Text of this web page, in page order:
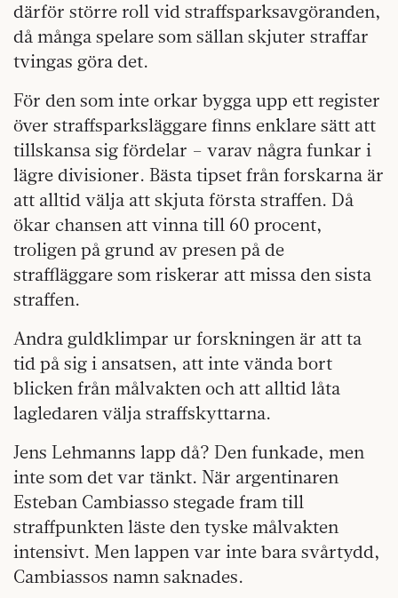
därför större roll vid straffsparksavgöranden,
då många spelare som sällan skjuter straffar
tvingas göra det.
För den som inte orkar bygga upp ett register
över straffsparksläggare finns enklare sätt att
tillskansa sig fördelar – varav några funkar i
lägre divisioner. Bästa tipset från forskarna är
att alltid välja att skjuta första straffen. Då
ökar chansen att vinna till 60 procent,
troligen på grund av presen på de
straffläggare som riskerar att missa den sista
straffen.
Andra guldklimpar ur forskningen är att ta
tid på sig i ansatsen, att inte vända bort
blicken från målvakten och att alltid låta
lagledaren välja straffskyttarna.
Jens Lehmanns lapp då? Den funkade, men
inte som det var tänkt. När argentinaren
Esteban Cambiasso stegade fram till
straffpunkten läste den tyske målvakten
intensivt. Men lappen var inte bara svårtydd,
Cambiassos namn saknades.